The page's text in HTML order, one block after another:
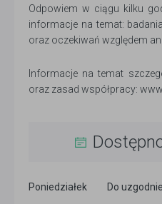
Odpowiem w ciągu kilku
informacje na temat:
oraz oczekiwań względem
Informacje na temat
oraz zasad współpracy:
Poniedziałek Do